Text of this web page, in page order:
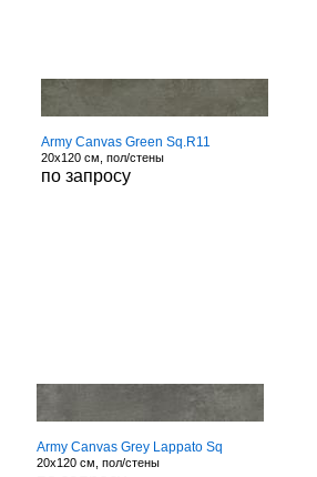
Army Canvas Green Sq.R11
20x120 см, пол/стены
по запросу
Army Canvas Grey Lappato Sq
20x120 см, пол/стены